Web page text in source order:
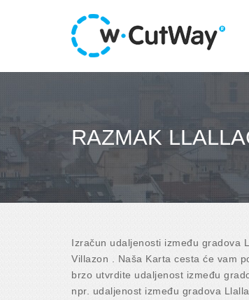
RAZMAK
Izračun udaljenosti između gradova
Villazon . Naša Karta cesta će vam
brzo utvrdite udaljenost između
npr. udaljenost između gradova